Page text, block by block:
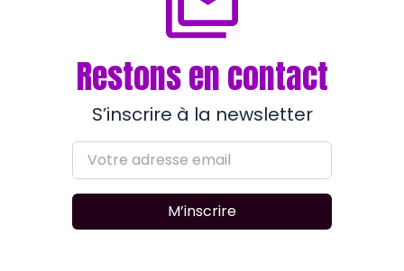
Restons en contact
S’inscrire à la newsletter
M’inscrire